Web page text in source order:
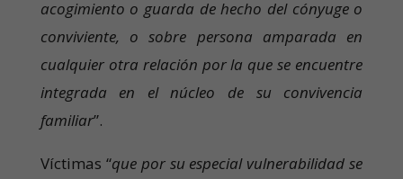
acogimiento o guarda de hecho del cónyuge o
conviviente, o sobre persona amparada en
cualquier otra relación por la que se encuentre
integrada en el núcleo de su convivencia
familiar”.
Víctimas “que por su especial vulnerabilidad se